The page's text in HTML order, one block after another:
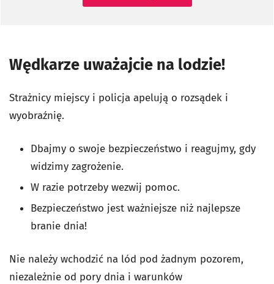
Wędkarze uważajcie na lodzie!
Strażnicy miejscy i policja apelują o rozsądek i
wyobraźnię.
Dbajmy o swoje bezpieczeństwo i reagujmy, gdy
widzimy zagrożenie.
W razie potrzeby wezwij pomoc.
Bezpieczeństwo jest ważniejsze niż najlepsze
branie dnia!
Nie należy wchodzić na lód pod żadnym pozorem,
niezależnie od pory dnia i warunków